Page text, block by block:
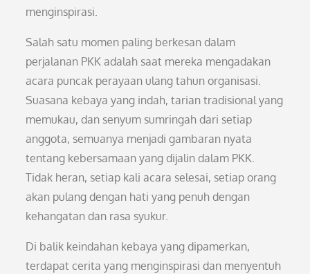
menginspirasi.
Salah satu momen paling berkesan dalam
perjalanan PKK adalah saat mereka mengadakan
acara puncak perayaan ulang tahun organisasi.
Suasana kebaya yang indah, tarian tradisional yang
memukau, dan senyum sumringah dari setiap
anggota, semuanya menjadi gambaran nyata
tentang kebersamaan yang dijalin dalam PKK.
Tidak heran, setiap kali acara selesai, setiap orang
akan pulang dengan hati yang penuh dengan
kehangatan dan rasa syukur.
Di balik keindahan kebaya yang dipamerkan,
terdapat cerita yang menginspirasi dan menyentuh